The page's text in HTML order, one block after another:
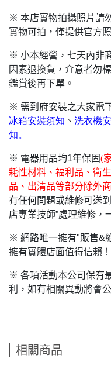
※ 本店實物拍攝照片請
實物可拍，僅提供官方
※ 小本經營，七天內非
因素退換貨，介意者勿
鑑賞後再下單。
※ 需到府安裝之大家電
冰箱安裝須知 、 洗衣機
知。
※ 電器用品均1年保固(
耗性材料、福利品、衛
品、出清品等部分除外
有任何問題或維修可送
店專業技師”處理維修，
※ 網路唯一擁有"販售&
擁有實體店面值得信賴！
※ 各項活動本公司保有
利，如有相關異動將會
相關商品